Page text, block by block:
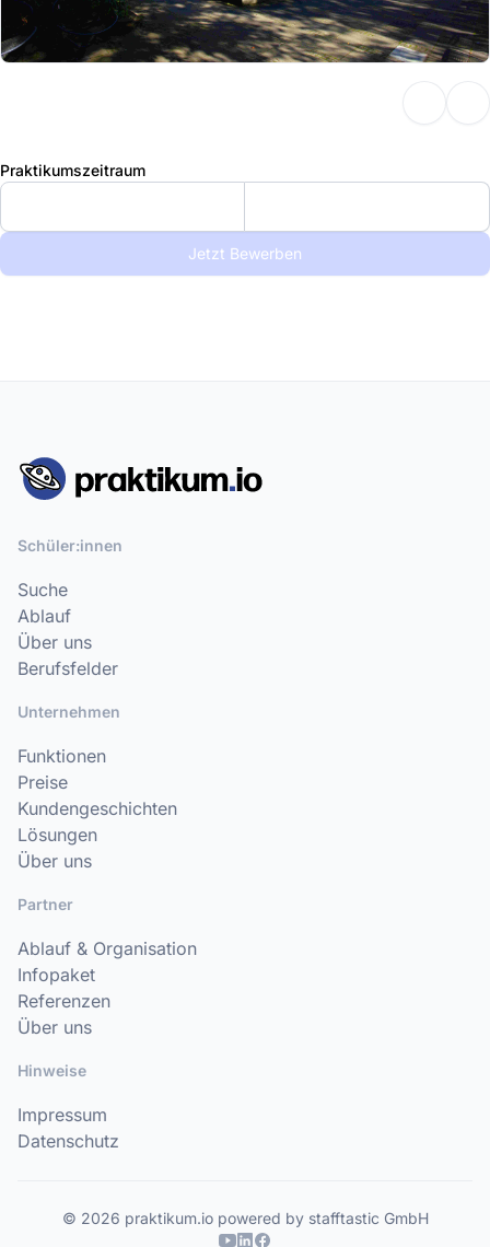
Praktikumszeitraum
Jetzt Bewerben
Schüler:innen
Suche
Ablauf
Über uns
Berufsfelder
Unternehmen
Funktionen
Preise
Kundengeschichten
Lösungen
Über uns
Partner
Ablauf & Organisation
Infopaket
Referenzen
Über uns
Hinweise
Impressum
Datenschutz
© 2026 praktikum.io powered by stafftastic GmbH